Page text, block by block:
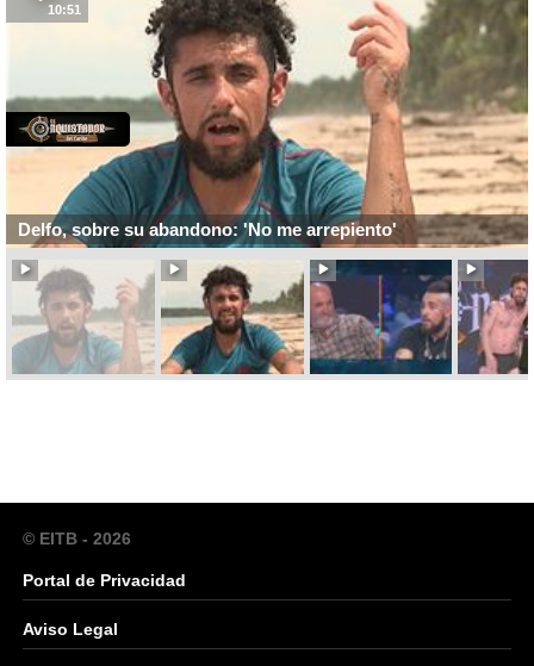
10:51
Delfo, sobre su abandono: 'No me arrepiento'
© EITB - 2026
Portal de Privacidad
Aviso Legal